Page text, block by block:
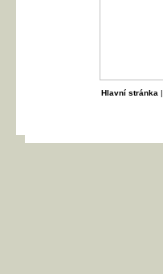
Hlavní stránka |